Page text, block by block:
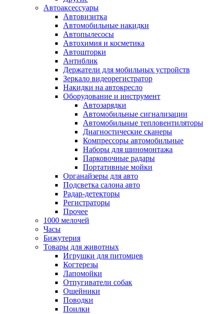
Автоаксессуары
Автовизитка
Автомобильные накидки
Автопылесосы
Автохимия и косметика
Автошторки
Антиблик
Держатели для мобильных устройств
Зеркало видеорегистратор
Накидки на автокресло
Оборудование и инструмент
Автозарядки
Автомобильные сигнализации
Автомобильные тепловентиляторы
Диагностические сканеры
Компрессоры автомобильные
Наборы для шиномонтажа
Парковочные радары
Портативные мойки
Органайзеры для авто
Подсветка салона авто
Радар-детекторы
Регистраторы
Прочее
1000 мелочей
Часы
Бижутерия
Товары для животных
Игрушки для питомцев
Когтерезы
Лапомойки
Отпугиватели собак
Ошейники
Поводки
Поилки